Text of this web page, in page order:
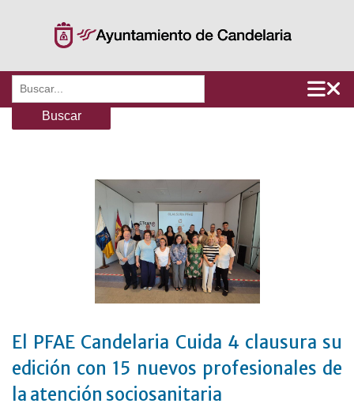
Buscar:
El PFAE Candelaria Cuida 4 clausura su
edición con 15 nuevos profesionales de
la atención sociosanitaria